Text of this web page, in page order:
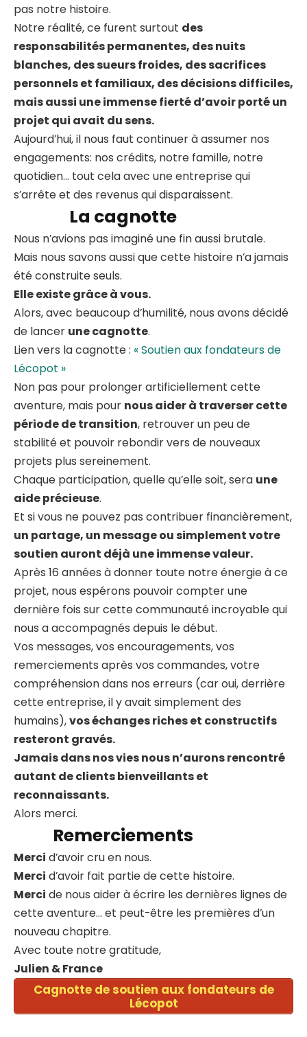
pas notre histoire.
Notre réalité, ce furent surtout des
responsabilités permanentes, des nuits
blanches, des sueurs froides, des sacrifices
personnels et familiaux, des décisions difficiles,
mais aussi une immense fierté d’avoir porté un
projet qui avait du sens.
Aujourd’hui, il nous faut continuer à assumer nos
engagements: nos crédits, notre famille, notre
quotidien… tout cela avec une entreprise qui
s’arrête et des revenus qui disparaissent.
La cagnotte
Nous n’avions pas imaginé une fin aussi brutale.
Mais nous savons aussi que cette histoire n’a jamais
été construite seuls.
Elle existe grâce à vous.
Alors, avec beaucoup d’humilité, nous avons décidé
de lancer une cagnotte.
Lien vers la cagnotte : « Soutien aux fondateurs de
Lécopot »
Non pas pour prolonger artificiellement cette
aventure, mais pour nous aider à traverser cette
période de transition, retrouver un peu de
stabilité et pouvoir rebondir vers de nouveaux
projets plus sereinement.
Chaque participation, quelle qu’elle soit, sera une
aide précieuse.
Et si vous ne pouvez pas contribuer financièrement,
un partage, un message ou simplement votre
soutien auront déjà une immense valeur.
Après 16 années à donner toute notre énergie à ce
projet, nous espérons pouvoir compter une
dernière fois sur cette communauté incroyable qui
nous a accompagnés depuis le début.
Vos messages, vos encouragements, vos
remerciements après vos commandes, votre
compréhension dans nos erreurs (car oui, derrière
cette entreprise, il y avait simplement des
humains),vos échanges riches et constructifs
resteront gravés.
Jamais dans nos vies nous n’aurons rencontré
autant de clients bienveillants et
reconnaissants.
Alors merci.
Remerciements
Merci d’avoir cru en nous.
Merci d’avoir fait partie de cette histoire.
Merci de nous aider à écrire les dernières lignes de
cette aventure… et peut-être les premières d’un
nouveau chapitre.
Avec toute notre gratitude,
Julien & France
Cagnotte de soutien aux fondateurs de
Lécopot